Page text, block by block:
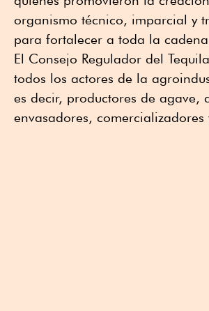
organismo técnico, imparcial y
para fortalecer a toda la
El Consejo Regulador del
todos los actores de la
es decir, productores de agave,
envasadores, comercializadores